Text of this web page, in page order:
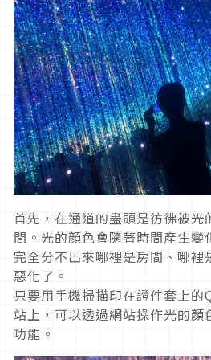
首先，在通道的盡頭是彷彿被光
間。光的顏色會隨著時間產生變
完全分不出來哪裡是房間、哪裡
惡化了。
只要用手機掃描印在證件套上的
站上，可以透過網站操作光的顏
功能。